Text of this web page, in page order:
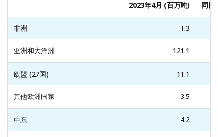
2023年4月 (百万吨) 同比
非洲 1.3
亚洲和大洋洲 121.1
欧盟 (27国) 11.1
其他欧洲国家 3.5
中东 4.2